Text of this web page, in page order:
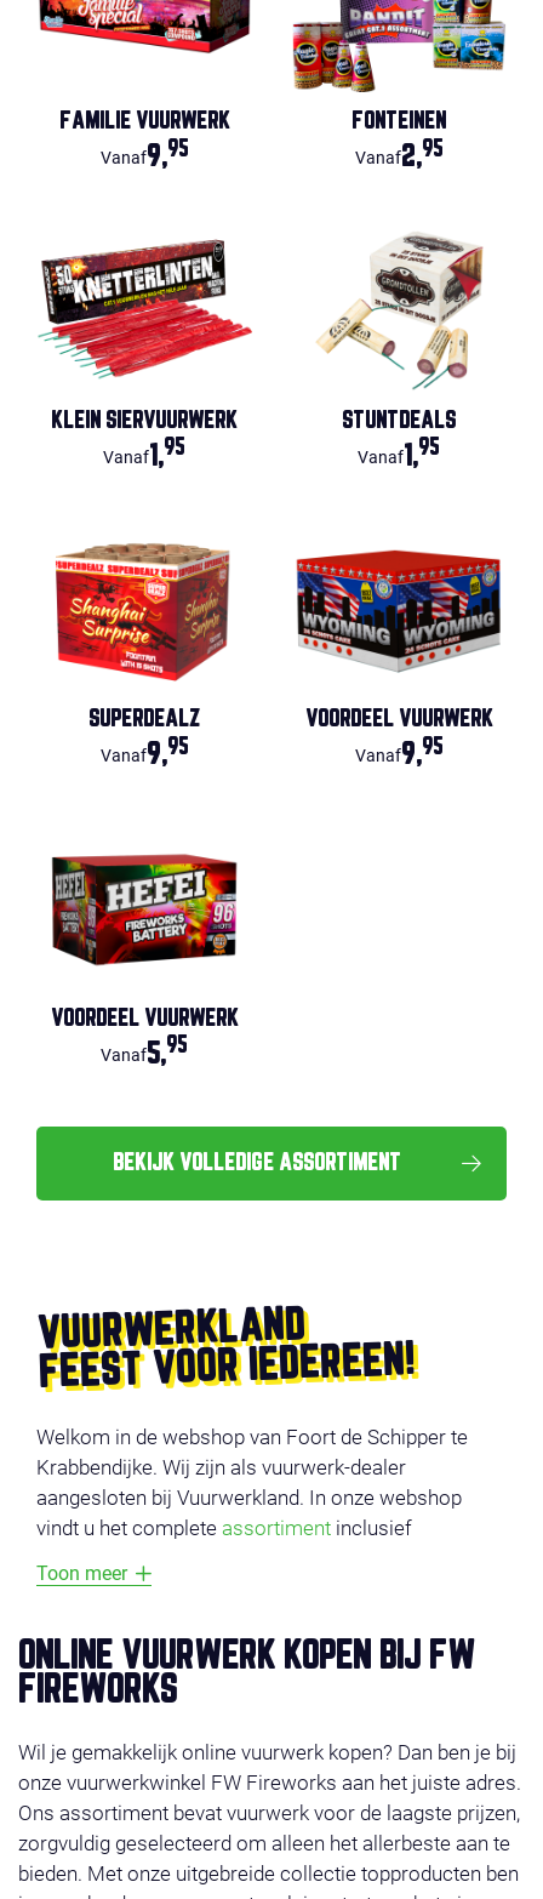
FAMILIE VUURWERK
Vanaf9,95
FONTEINEN
Vanaf2,95
KLEIN SIERVUURWERK
Vanaf1,95
STUNTDEALS
Vanaf1,95
SUPERDEALZ
Vanaf9,95
VOORDEEL VUURWERK
Vanaf9,95
VOORDEEL VUURWERK
Vanaf5,95
BEKIJK VOLLEDIGE ASSORTIMENT
VUURWERKLAND
FEEST VOOR IEDEREEN!
Welkom in de webshop van Foort de Schipper te
Krabbendijke. Wij zijn als vuurwerk-dealer
aangesloten bij Vuurwerkland. In onze webshop
vindt u het complete assortiment inclusief
verschillende categorieën, zoals
lange wachtrijen en bestel uw vuurwerk online en
profiteer van super-acties en gratis vuurwerk. Het
vuurwerk ligt klaar op de door u gekozen afhaaldag
29, 30 of 31 december 2025. Wilt u liever bestellen in
de winkel, check dan even onze contact
.Wij wensen
u veel shop plezier!
Toon meer
ONLINE VUURWERK KOPEN BIJ FW
FIREWORKS
Wil je gemakkelijk online vuurwerk kopen? Dan ben je bij
onze vuurwerkwinkel FW Fireworks aan het juiste adres.
Ons assortiment bevat vuurwerk voor de laagste prijzen,
zorgvuldig geselecteerd om alleen het allerbeste aan te
bieden. Met onze uitgebreide collectie topproducten ben